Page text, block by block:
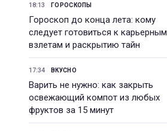
18:13 ГОРОСКОПЫ
Гороскоп до конца лета: кому
следует готовиться к карьерным
взлетам и раскрытию тайн
17:34 ВКУСНО
Варить не нужно: как закрыть
освежающий компот из любых
фруктов за 15 минут